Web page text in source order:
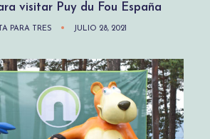
visitar Puy du Fou España
PARA TRES JULIO 28, 2021